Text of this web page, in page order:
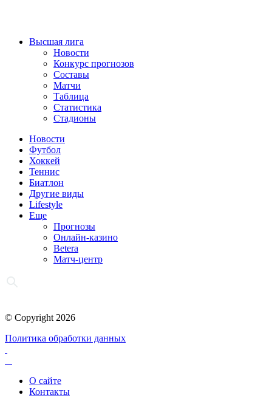
Высшая лига
Новости
Конкурс прогнозов
Составы
Матчи
Таблица
Статистика
Стадионы
Новости
Футбол
Хоккей
Теннис
Биатлон
Другие виды
Lifestyle
Еще
Прогнозы
Онлайн-казино
Betera
Матч-центр
© Copyright 2026
Политика обработки данных
О сайте
Контакты